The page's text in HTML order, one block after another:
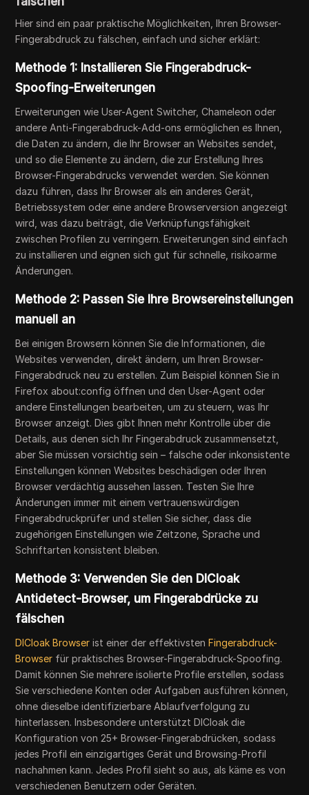
Hier sind ein paar praktische Möglichkeiten, Ihren Browser-
Fingerabdruck zu fälschen, einfach und sicher erklärt:
Methode 1: Installieren Sie Fingerabdruck-
Spoofing-Erweiterungen
Erweiterungen wie User-Agent Switcher, Chameleon oder
andere Anti-Fingerabdruck-Add-ons ermöglichen es Ihnen,
die Daten zu ändern, die Ihr Browser an Websites sendet,
und so die Elemente zu ändern, die zur Erstellung Ihres
Browser-Fingerabdrucks verwendet werden. Sie können
dazu führen, dass Ihr Browser als ein anderes Gerät,
Betriebssystem oder eine andere Browserversion angezeigt
wird, was dazu beiträgt, die Verknüpfungsfähigkeit
zwischen Profilen zu verringern. Erweiterungen sind einfach
zu installieren und eignen sich gut für schnelle, risikoarme
Änderungen.
Methode 2: Passen Sie Ihre Browsereinstellungen
manuell an
Bei einigen Browsern können Sie die Informationen, die
Websites verwenden, direkt ändern, um Ihren Browser-
Fingerabdruck neu zu erstellen. Zum Beispiel können Sie in
Firefox about:config öffnen und den User-Agent oder
andere Einstellungen bearbeiten, um zu steuern, was Ihr
Browser anzeigt. Dies gibt Ihnen mehr Kontrolle über die
Details, aus denen sich Ihr Fingerabdruck zusammensetzt,
aber Sie müssen vorsichtig sein – falsche oder inkonsistente
Einstellungen können Websites beschädigen oder Ihren
Browser verdächtig aussehen lassen. Testen Sie Ihre
Änderungen immer mit einem vertrauenswürdigen
Fingerabdruckprüfer und stellen Sie sicher, dass die
zugehörigen Einstellungen wie Zeitzone, Sprache und
Schriftarten konsistent bleiben.
Methode 3: Verwenden Sie den DICloak
Antidetect-Browser, um Fingerabdrücke zu
fälschen
DICloak Browser ist einer der effektivstenFingerabdruck-
Browser für praktisches Browser-Fingerabdruck-Spoofing.
Damit können Sie mehrere isolierte Profile erstellen, sodass
Sie verschiedene Konten oder Aufgaben ausführen können,
ohne dieselbe identifizierbare Ablaufverfolgung zu
hinterlassen. Insbesondere unterstützt DICloak die
Konfiguration von 25+ Browser-Fingerabdrücken, sodass
jedes Profil ein einzigartiges Gerät und Browsing-Profil
nachahmen kann. Jedes Profil sieht so aus, als käme es von
verschiedenen Benutzern oder Geräten.